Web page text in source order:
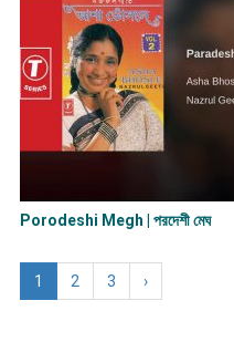
Porodeshi Megh | পরদেশী মেঘ
1 2 3 ›